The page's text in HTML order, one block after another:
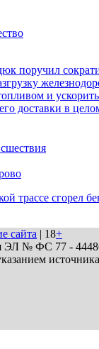
поручил
и ускорить
доставки в
трассе сгорел
сайта | 18+
№ ФС 77 - 44486